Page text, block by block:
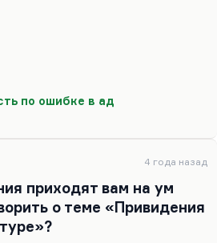
его ждет,—
бредет,
Очень страшно
казалось бы,
а просто бесконечно
«Приключение
по ошибке в ад
4 года назад
приходят вам на ум
о теме «Привидения